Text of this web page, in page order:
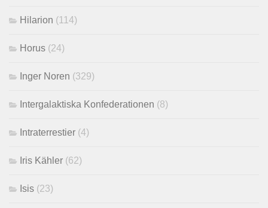
Hilarion (114)
Horus (24)
Inger Noren (329)
Intergalaktiska Konfederationen (8)
Intraterrestier (4)
Iris Kähler (62)
Isis (23)